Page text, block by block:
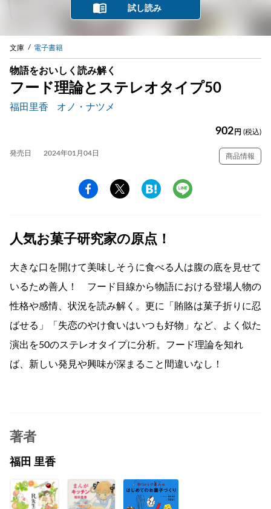
試し読み
文庫 電子書籍
物語をおいしく読み解く
フード理論とステレオタイプ50
福田里香 オノ・ナツメ
902 円 (税込)
発売日 2024年01月04日 商品情報
人気お菓子研究家の原点！
大きな口を開けて美味しそうに食べる人は腹の底を見せて
いるため善人！ フード目線から物語における登場人物の
性格や感情、状況を読み解く。更に「賄賂は菓子折りに忍
ばせる」「失恋のやけ食いはいつも好物」など、よく似た
演出を50のステレオタイプに分析。フード理論を知れ
ば、新しい発見や興味が深まること間違いなし！
著者
福田 里香